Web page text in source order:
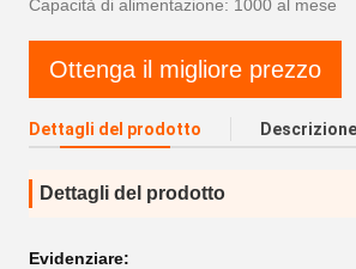
Capacità di alimentazione: 1000 al mese
Ottenga il migliore prezzo
Dettagli del prodotto
Dettagli del prodotto
Evidenziare: